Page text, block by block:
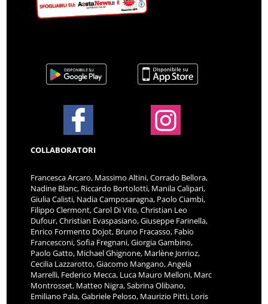
COLLABORATORI
Francesca Arcaro, Massimo Altini, Corrado Bellora,
Nadine Blanc, Riccardo Bortolotti, Manila Calipari,
Giulia Calisti, Nadia Camposaragna, Paolo Ciambi,
Filippo Clermont, Carol Di Vito, Christian Leo
Dufour, Christian Evaspasiano, Giuseppe Farinella,
Enrico Formento Dojot, Bruno Fracasso, Fabio
Francesconi, Sofia Fregnani, Giorgia Gambino,
Paolo Gatto, Michael Ghignone, Marlène Jorrioz,
Cecilia Lazzarotto, Giacomo Mangano, Angela
Marrelli, Federico Mecca, Luca Mauro Melloni, Marc
Montrosset, Matteo Nigra, Sabrina Olibano,
Emiliano Pala, Gabriele Peloso, Maurizio Pitti, Loris